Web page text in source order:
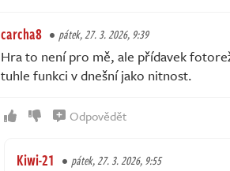
carcha8 pátek, 27. 3. 2026, 9:39
Hra to není pro mě, ale přídavek
tuhle funkci v dnešní jako nitnost.
Odpovědět
Kiwi-21 pátek, 27. 3. 2026, 9:55